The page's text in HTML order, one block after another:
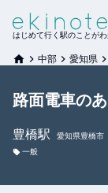
はじめて行く駅のことが
中部 愛知県
路面電車の
豊橋駅
愛知県豊橋市
一般